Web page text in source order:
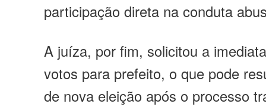
participação direta na conduta
A juíza, por fim, solicitou a
votos para prefeito, o que pode
de nova eleição após o processo